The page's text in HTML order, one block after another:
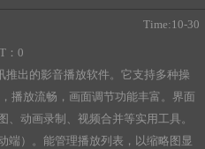
Time:10-30
：0
推出的影音播放软件。它支持多种操
播放流畅，画面调节功能丰富。界面
动画录制、视频合并等实用工具。
端）。能管理播放列表，以缩略图显